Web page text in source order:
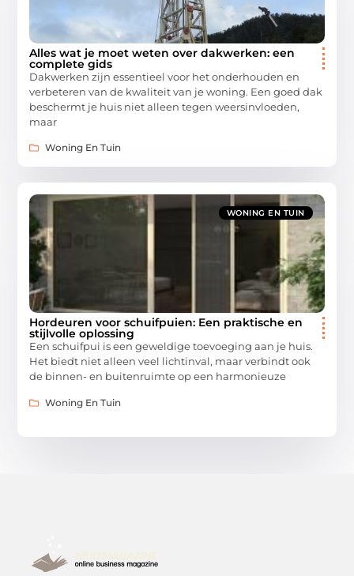
Alles wat je moet weten over dakwerken: een
complete gids
Dakwerken zijn essentieel voor het onderhouden en
verbeteren van de kwaliteit van je woning. Een goed dak
beschermt je huis niet alleen tegen weersinvloeden,
maar
Woning En Tuin
WONING EN TUIN
Hordeuren voor schuifpuien: Een praktische en
stijlvolle oplossing
Een schuifpui is een geweldige toevoeging aan je huis.
Het biedt niet alleen veel lichtinval, maar verbindt ook
de binnen- en buitenruimte op een harmonieuze
Woning En Tuin